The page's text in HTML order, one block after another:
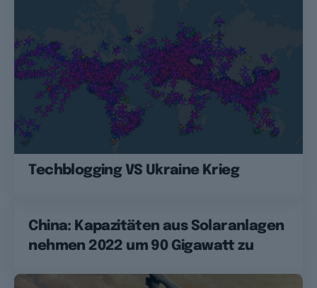
Techblogging VS Ukraine Krieg
China: Kapazitäten aus Solaranlagen
nehmen 2022 um 90 Gigawatt zu